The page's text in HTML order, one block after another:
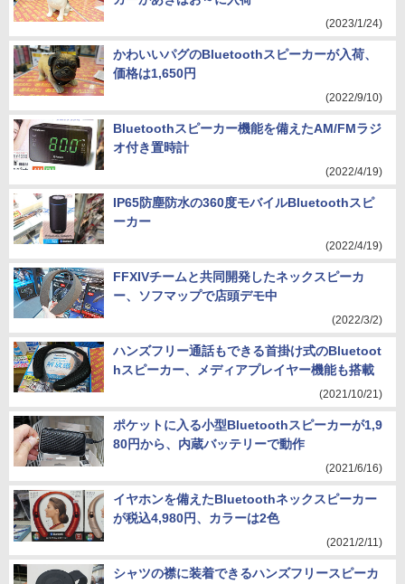
(2023/1/24)
かわいいパグのBluetoothスピーカーが入荷、
価格は1,650円
(2022/9/10)
Bluetoothスピーカー機能を備えたAM/FMラジ
オ付き置時計
(2022/4/19)
IP65防塵防水の360度モバイルBluetoothスピ
ーカー
(2022/4/19)
FFXIVチームと共同開発したネックスピーカ
ー、ソフマップで店頭デモ中
(2022/3/2)
ハンズフリー通話もできる首掛け式のBluetoot
hスピーカー、メディアプレイヤー機能も搭載
(2021/10/21)
ポケットに入る小型Bluetoothスピーカーが1,9
80円から、内蔵バッテリーで動作
(2021/6/16)
イヤホンを備えたBluetoothネックスピーカー
が税込4,980円、カラーは2色
(2021/2/11)
シャツの襟に装着できるハンズフリースピーカ